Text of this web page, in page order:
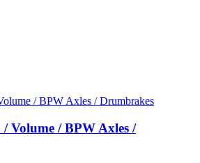
Volume / BPW Axles /